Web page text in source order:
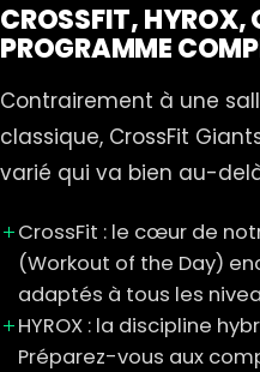
CROSSFIT, HYROX,
PROGRAMME
Contrairement à une
classique, CrossFit
varié qui va bien au-
CrossFit : le cœur de
(Workout of the Day)
adaptés à tous les
HYROX : la discipline
Préparez-vous aux